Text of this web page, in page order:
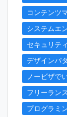
コンテンツ
システムエ
セキュリティ
デザインパ
ノービザで
フリーランス
プログラミ